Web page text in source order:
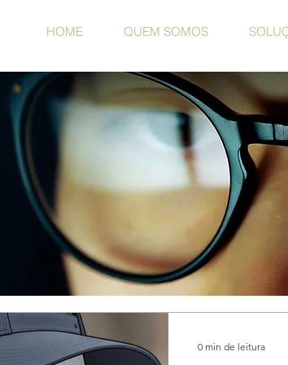
HOME QUEM SOMOS
0 min de leitura